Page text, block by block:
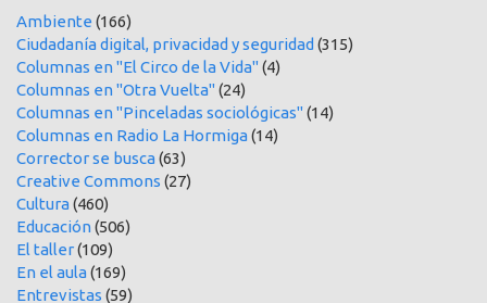
Ambiente (166)
Ciudadanía digital, privacidad y seguridad (315)
Columnas en "El Circo de la Vida"(4)
Columnas en "Otra Vuelta"(24)
Columnas en "Pinceladas sociológicas"(14)
Columnas en Radio La Hormiga(14)
Corrector se busca(63)
Creative Commons (27)
Cultura(460)
Educación(506)
El taller(109)
En el aula(169)
Entrevistas (59)